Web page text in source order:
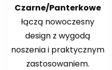
Czarne/Panterkowe
łączą nowoczesny
design z wygodą
noszenia i praktycznym
zastosowaniem.